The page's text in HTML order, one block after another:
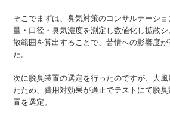
そこでまずは、臭気対策のコンサルテーシ
量・口径・臭気濃度を測定し数値化し拡散
散範囲を算出することで、苦情への影響度
た。
次に脱臭装置の選定を行ったのですが、大
たため、費用対効果が適正でテストにて脱
置を選定。